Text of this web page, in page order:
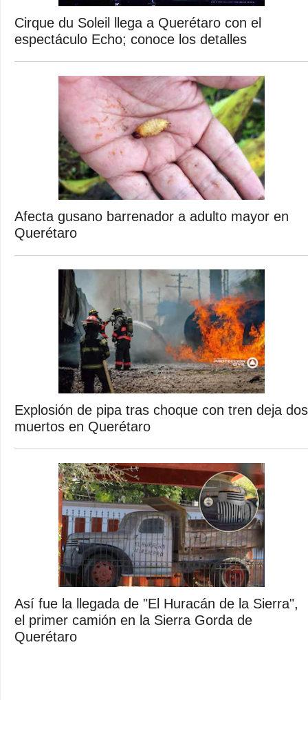
Cirque du Soleil llega a Querétaro con el
espectáculo Echo; conoce los detalles
Afecta gusano barrenador a adulto mayor en
Querétaro
Explosión de pipa tras choque con tren deja dos
muertos en Querétaro
Así fue la llegada de "El Huracán de la Sierra",
el primer camión en la Sierra Gorda de
Querétaro